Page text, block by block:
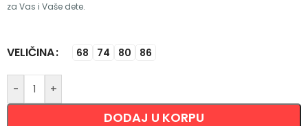
za Vas i Vaše dete.
VELIČINA 68 74 80 86
- +
DODAJ U KORPU
Alternative: